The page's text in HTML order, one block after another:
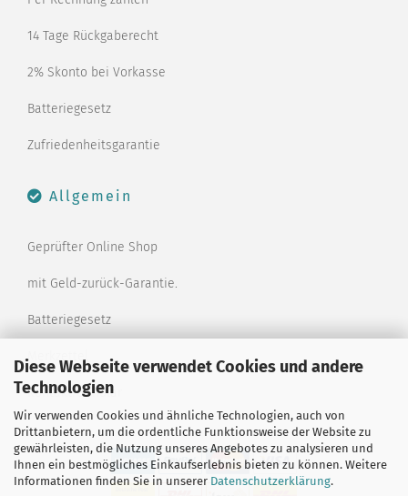
Diese Webseite verwendet Cookies und andere
Technologien
Wir verwenden Cookies und ähnliche Technologien, auch von
Drittanbietern, um die ordentliche Funktionsweise der Website zu
gewährleisten, die Nutzung unseres Angebotes zu analysieren und
Ihnen ein bestmögliches Einkaufserlebnis bieten zu können. Weitere
Informationen finden Sie in unserer Datenschutzerklärung.
14 Tage Rückgaberecht
2% Skonto bei Vorkasse
Batteriegesetz
Zufriedenheitsgarantie
Allgemein
Geprüfter Online Shop
mit Geld-zurück-Garantie.
Batteriegesetz
Merkzettel
Kontaktformular